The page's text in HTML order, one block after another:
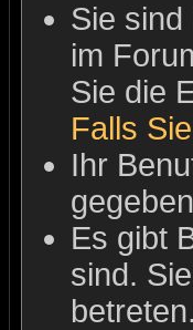
Sie
im
Sie die
Falls
Ihr
Es gibt
sind.
betreten.